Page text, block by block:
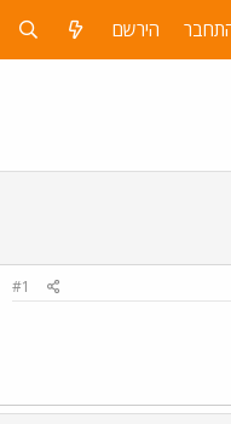
הירשם
#1